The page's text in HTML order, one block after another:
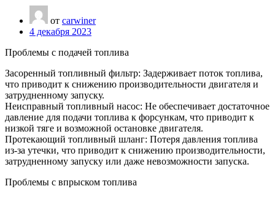
от carwiner
4 декабря 2023
Проблемы с подачей топлива
Засоренный топливный фильтр: Задерживает поток топлива,
что приводит к снижению производительности двигателя и
затрудненному запуску.
Неисправный топливный насос: Не обеспечивает достаточное
давление для подачи топлива к форсункам, что приводит к
низкой тяге и возможной остановке двигателя.
Протекающий топливный шланг: Потеря давления топлива
из-за утечки, что приводит к снижению производительности,
затрудненному запуску или даже невозможности запуска.
Проблемы с впрыском топлива